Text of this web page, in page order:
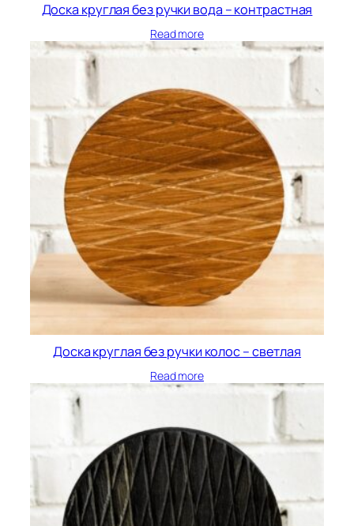
Доска круглая без ручки вода – контрастная
Read more
Доска круглая без ручки колос – светлая
Read more